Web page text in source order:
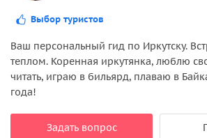
Выбор туристов
Ваш персональный гид по Иркутску.
теплом. Коренная иркутянка, люблю
читать, играю в бильярд, плаваю в
года!
Задать вопрос